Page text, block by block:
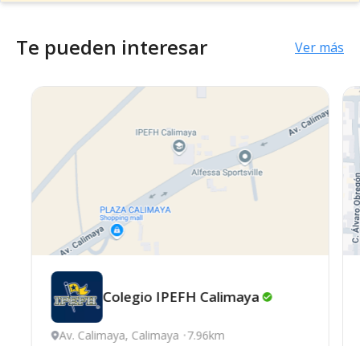
Te pueden interesar Ver más
Colegio IPEFH Calimaya
Av. Calimaya, Calimaya 7.96km